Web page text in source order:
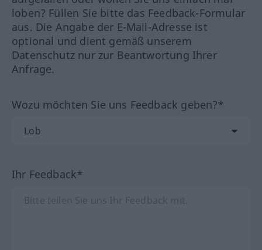
loben? Füllen Sie bitte das Feedback-Formular
aus. Die Angabe der E-Mail-Adresse ist
optional und dient gemäß unserem
Datenschutz nur zur Beantwortung Ihrer
Anfrage.
Wozu möchten Sie uns Feedback geben?*
Ihr Feedback*